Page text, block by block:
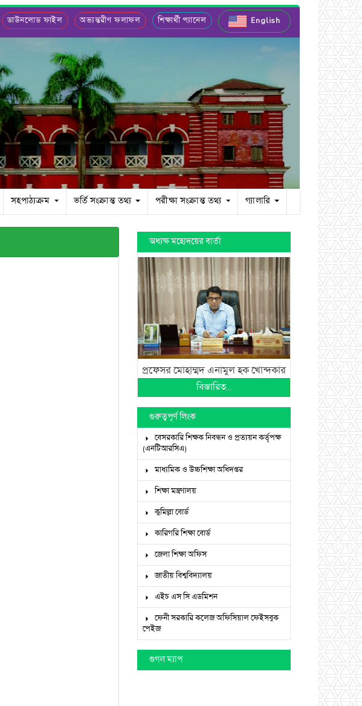
ডাউনলোড ফাইল অভ্যন্তরীণ ফলাফল শিক্ষার্থী প্যানেল English
সহপাঠ্যক্রম ভর্তি সংক্রান্ত তথ্য পরীক্ষা সংক্রান্ত তথ্য গ্যালারি
অধ্যক্ষ মহোদয়ের বার্তা
প্রফেসর মোহাম্মদ এনামুল হক খোন্দকার
বিস্তারিত...
গুরুত্বপূর্ণ লিংক
বেসরকারি শিক্ষক নিবন্ধন ও প্রত্যয়ন কর্তৃপক্ষ
(এনটিআরসিএ)
মাধ্যমিক ও উচ্চশিক্ষা অধিদপ্তর
শিক্ষা মন্ত্রণালয়
কুমিল্লা বোর্ড
কারিগরি শিক্ষা বোর্ড
জেলা শিক্ষা অফিস
জাতীয় বিশ্ববিদ্যালয়
এইচ এস সি এডমিশন
ফেনী সরকারি কলেজ অফিসিয়াল ফেইসবুক
পেইজ
গুগল ম্যাপ